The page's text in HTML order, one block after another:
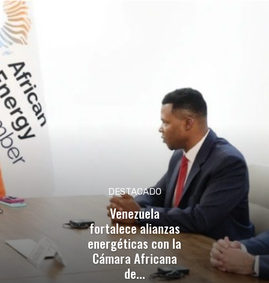
DESTACADO
Venezuela
fortalece alianzas
energéticas con la
Cámara Africana
de...